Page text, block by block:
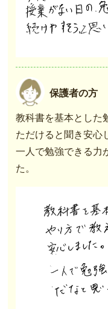
保護者の方
教科書を基本とした
ただけると聞き安心
一人で勉強できる力
た。